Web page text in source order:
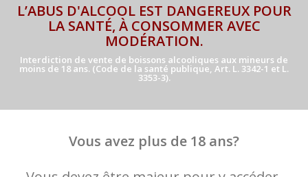
L’ABUS D'ALCOOL EST DANGEREUX POUR
LA SANTÉ, À CONSOMMER AVEC
MODÉRATION.
Interdiction de vente de boissons alcooliques aux mineurs de
moins de 18 ans. (Code de la santé publique, Art. L. 3342-1 et L.
3353-3).
Vous avez plus de 18 ans?